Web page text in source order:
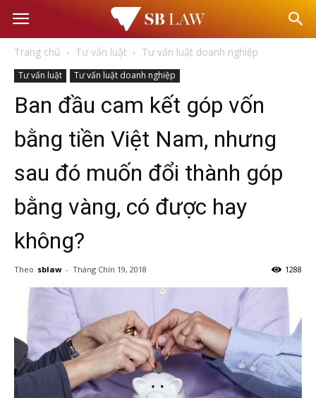
Văn
Luật
vấn
Trang chủ Tư vấn luật Tư vấn luật doanh nghiệp
Tư vấn luật Tư vấn luật doanh nghiệp
Ban đầu cam kết góp vốn
bằng tiền Việt Nam, nhưng
sau đó muốn đổi thành góp
bằng vàng, có được hay
không?
Theo sblaw - Tháng Chín 19, 2018 1288